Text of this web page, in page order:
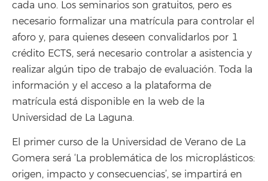
cada uno. Los seminarios son gratuitos, pero es
necesario formalizar una matrícula para controlar el
aforo y, para quienes deseen convalidarlos por 1
crédito ECTS, será necesario controlar a asistencia y
realizar algún tipo de trabajo de evaluación. Toda la
información y el acceso a la plataforma de
matrícula está disponible en la web de la
Universidad de La Laguna.
El primer curso de la Universidad de Verano de La
Gomera será ‘La problemática de los microplásticos:
origen, impacto y consecuencias’, se impartirá en